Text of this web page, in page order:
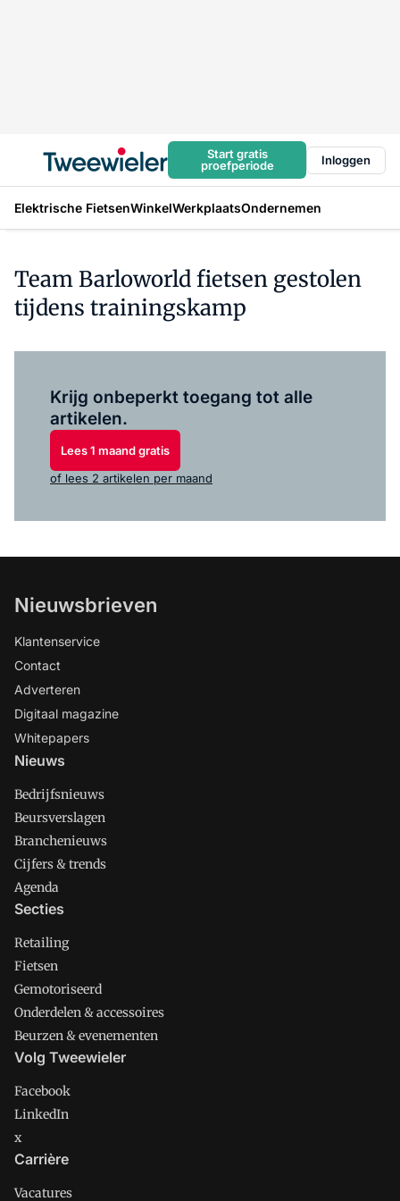
Start gratis
proefperiode
Inloggen
Elektrische FietsenWinkelWerkplaatsOndernemen
Team Barloworld fietsen gestolen
tijdens trainingskamp
Krijg onbeperkt toegang tot alle
artikelen.
Lees 1 maand gratis
of lees 2 artikelen per maand
Nieuwsbrieven
Klantenservice
Contact
Adverteren
Digitaal magazine
Whitepapers
Nieuws
Bedrijfsnieuws
Beursverslagen
Branchenieuws
Cijfers & trends
Agenda
Secties
Retailing
Fietsen
Gemotoriseerd
Onderdelen & accessoires
Beurzen & evenementen
Volg Tweewieler
Facebook
LinkedIn
x
Carrière
Vacatures